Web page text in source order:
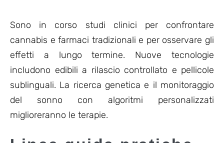
Sono in corso studi clinici per confrontare
cannabis e farmaci tradizionali e per osservare gli
effetti a lungo termine. Nuove tecnologie
includono edibili a rilascio controllato e pellicole
sublinguali. La ricerca genetica e il monitoraggio
del sonno con algoritmi personalizzati
miglioreranno le terapie.